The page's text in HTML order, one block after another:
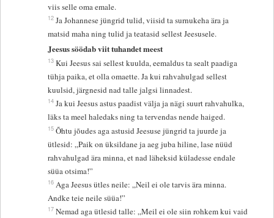
viis selle oma emale.
12 Ja Johannese jüngrid tulid, viisid ta surnukeha ära ja
matsid maha ning tulid ja teatasid sellest Jeesusele.
Jeesus söödab viit tuhandet meest
13 Kui Jeesus sai sellest kuulda, eemaldus ta sealt paadiga
tühja paika, et olla omaette. Ja kui rahvahulgad sellest
kuulsid, järgnesid nad talle jalgsi linnadest.
14 Ja kui Jeesus astus paadist välja ja nägi suurt rahvahulka,
läks ta meel haledaks ning ta tervendas nende haiged.
15 Õhtu jõudes aga astusid Jeesuse jüngrid ta juurde ja
ütlesid: „Paik on üksildane ja aeg juba hiline, lase nüüd
rahvahulgad ära minna, et nad läheksid küladesse endale
süüa otsima!”
16 Aga Jeesus ütles neile: „Neil ei ole tarvis ära minna.
Andke teie neile süüa!”
17 Nemad aga ütlesid talle: „Meil ei ole siin rohkem kui vaid